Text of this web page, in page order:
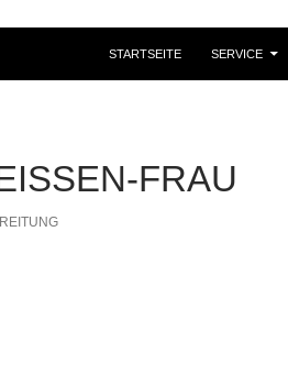
STARTSEITE
SERVICE
FRAU